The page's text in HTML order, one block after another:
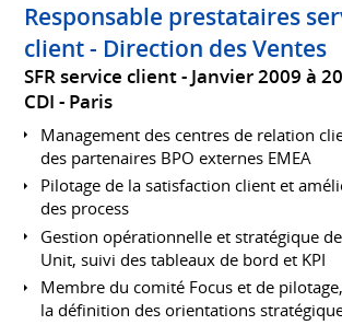
Responsable prestataires
client - Direction des Ventes
SFR service client
Janvier 2009 à
CDI
Paris
Management des centres de relation
des partenaires BPO externes EMEA
Pilotage de la satisfaction client et
des process
Gestion opérationnelle et stratégique
Unit, suivi des tableaux de bord et KPI
Membre du comité Focus et de
la définition des orientations